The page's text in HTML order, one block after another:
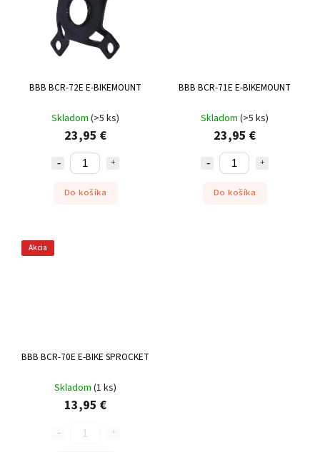
BBB BCR-72E E-BIKEMOUNT
Skladom (>5 ks)
23,95 €
Do košíka
BBB BCR-71E E-BIKEMOUNT
Skladom (>5 ks)
23,95 €
Do košíka
Akcia
BBB BCR-70E E-BIKE SPROCKET
Skladom (1 ks)
13,95 €